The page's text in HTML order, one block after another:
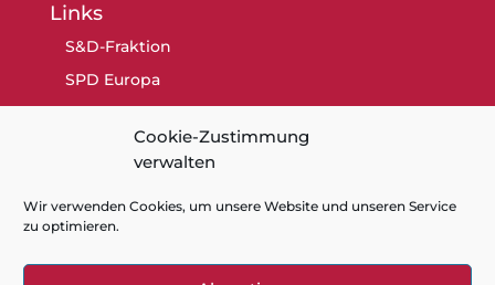
Cookie-Zustimmung
verwalten
Wir verwenden Cookies, um unsere Website und unseren Service
zu optimieren.
Links
S&D-Fraktion
SPD Europa